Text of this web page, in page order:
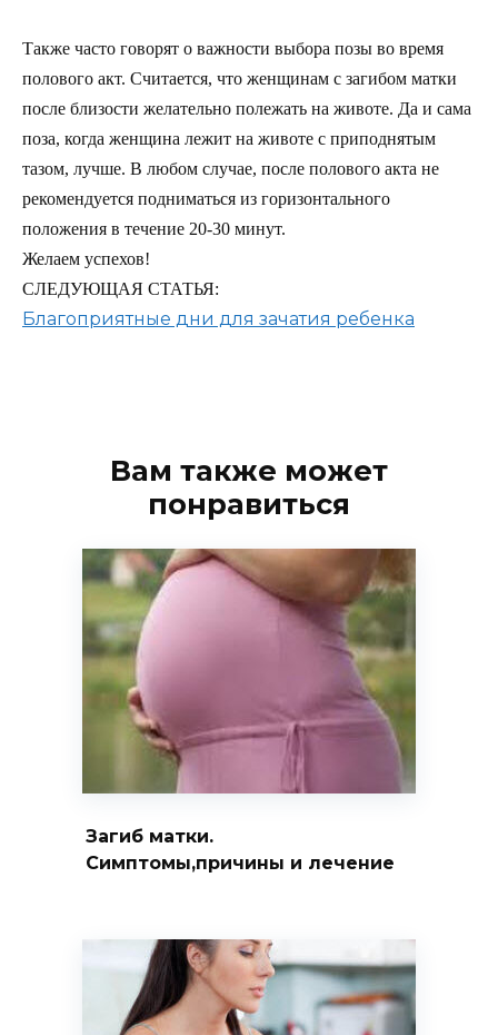
Также часто говорят о важности выбора позы во время
полового акт. Считается, что женщинам с загибом матки
после близости желательно полежать на животе. Да и сама
поза, когда женщина лежит на животе с приподнятым
тазом, лучше. В любом случае, после полового акта не
рекомендуется подниматься из горизонтального
положения в течение 20-30 минут.
Желаем успехов!
СЛЕДУЮЩАЯ СТАТЬЯ:
Благоприятные дни для зачатия ребенка
Вам также может
понравиться
Загиб матки.
Симптомы,причины и лечение